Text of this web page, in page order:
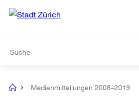
Navigation
[no
Medienmitteilungen 2008–2019